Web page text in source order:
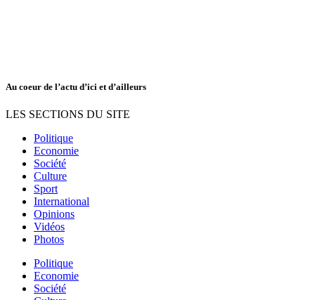
Au coeur de l’actu d’ici et d’ailleurs
LES SECTIONS DU SITE
Politique
Economie
Société
Culture
Sport
International
Opinions
Vidéos
Photos
Politique
Economie
Société